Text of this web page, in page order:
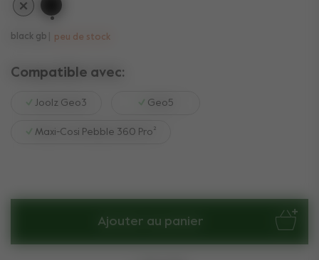
black gb peu de stock
Compatible avec:
Joolz Geo3 Geo5
Maxi-Cosi Pebble 360 Pro²
Ajouter au panier